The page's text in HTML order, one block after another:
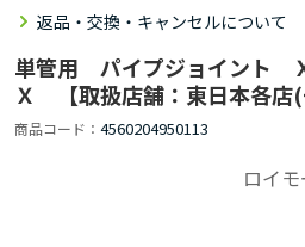
返品・交換・キャンセルについて
単管用 パイプジョイント
Ｘ 【取扱店舗：東日本各店(
商品コード 4560204950113
ロイ